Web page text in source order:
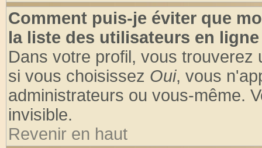
Comment puis-je éviter que
la liste des utilisateurs en
Dans votre profil, vous trouverez
si vous choisissez Oui, vous
administrateurs ou vous-même.
invisible.
Revenir en haut